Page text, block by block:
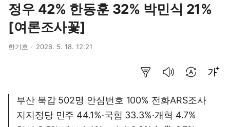
정우 42% 한동훈 32% 박민식 21%
[여론조사꽃]
한기호 2026. 5. 18. 12:21
부산 북갑 502명 안심번호 100% 전화ARS조사
지지정당 민주 44.1%·국힘 33.3%·개혁 4.7%